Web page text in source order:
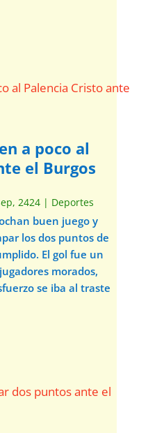
a poco al
el Burgos
2424| Deportes
buen juego y
los dos puntos de
El gol fue un
morados,
se iba al traste